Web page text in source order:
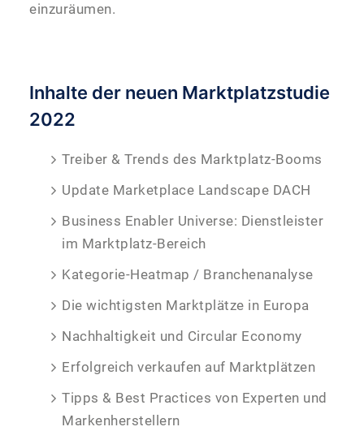
einzuräumen.
Inhalte der neuen Marktplatzstudie
2022
Treiber & Trends des Marktplatz-Booms
Update Marketplace Landscape DACH
Business Enabler Universe: Dienstleister
im Marktplatz-Bereich
Kategorie-Heatmap / Branchenanalyse
Die wichtigsten Marktplätze in Europa
Nachhaltigkeit und Circular Economy
Erfolgreich verkaufen auf Marktplätzen
Tipps & Best Practices von Experten und
Markenherstellern